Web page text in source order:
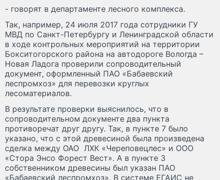
- говорят в департаменте лесного комплекса.
Так, например, 24 июля 2017 года сотрудники ГУ
МВД по Санкт-Петербургу и Ленинградской области
в ходе контрольных мероприятий на территории
Бокситогорского района на автодороге Вологда –
Новая Ладога проверили сопроводительный
документ, оформленный ПАО «Бабаевский
леспромхоз» для перевозки круглых
лесоматериалов.
В результате проверки выяснилось, что в
сопроводительном документе два пункта
противоречат друг другу. Так, в пункте 7 было
указано, что с этой древесиной была произведена
сделка между ОАО ЛХК «Череповецлес» и ООО
«Стора Энсо Форест Вест». А в пункте 3
собственником древесины был указан ПАО
«Бабаевский леспромхоз». В системе ЕГАИС не